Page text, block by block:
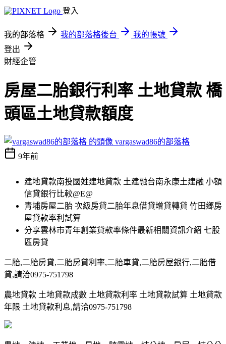
登入
我的部落格 我的部落格後台
我的帳號
登出
財經企管
房屋二胎銀行利率 土地貸款 橋
頭區土地貸款額度
vargaswad86的部落格
9年前
建地貸款南投國姓建地貸款 土建融台南永康土建融 小額
信貸銀行比較@E@
青埔房屋二胎 次級房貸二胎年息借貸增貸轉貸 竹田鄉房
屋貸款率利試算
分享雲林市青年創業貸款率條件最新相關資訊介紹 七股
區房貸
二胎,二胎房貸,二胎房貸利率,二胎車貸,二胎房屋銀行,二胎借
貸,請洽0975-751798
農地貸款 土地貸款成數 土地貸款利率 土地貸款試算 土地貸款
年限 土地貸款利息,請洽0975-751798